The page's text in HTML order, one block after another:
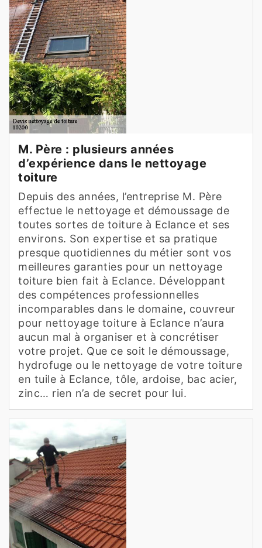
M. Père : plusieurs années
d’expérience dans le nettoyage
toiture
Depuis des années, l’entreprise M. Père
effectue le nettoyage et démoussage de
toutes sortes de toiture à Eclance et ses
environs. Son expertise et sa pratique
presque quotidiennes du métier sont vos
meilleures garanties pour un nettoyage
toiture bien fait à Eclance. Développant
des compétences professionnelles
incomparables dans le domaine, couvreur
pour nettoyage toiture à Eclance n’aura
aucun mal à organiser et à concrétiser
votre projet. Que ce soit le démoussage,
hydrofuge ou le nettoyage de votre toiture
en tuile à Eclance, tôle, ardoise, bac acier,
zinc… rien n’a de secret pour lui.